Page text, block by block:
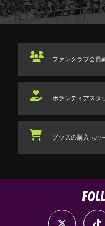
ファンクラブ会員
ボランティアスタ
グッズの購入 （Jリ